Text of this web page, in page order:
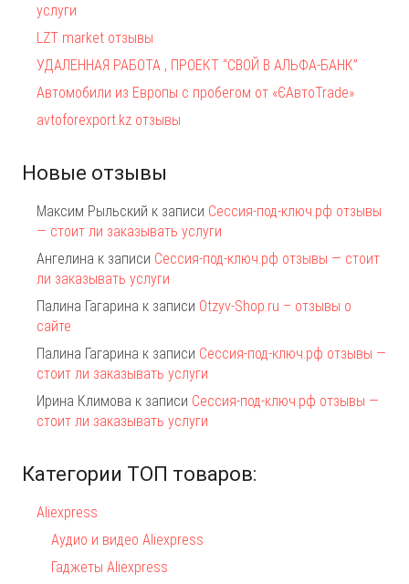
услуги
LZT market отзывы
УДАЛЕННАЯ РАБОТА , ПРОЕКТ “СВОЙ В АЛЬФА-БАНК”
Автомобили из Европы с пробегом от «ЄАвтоTrаde»
avtoforexport.kz отзывы
Новые отзывы
Максим Рыльский к записи Сессия-под-ключ.рф отзывы
— стоит ли заказывать услуги
Ангелина к записи Сессия-под-ключ.рф отзывы — стоит
ли заказывать услуги
Палина Гагарина к записи Otzyv-Shop.ru – отзывы о
сайте
Палина Гагарина к записи Сессия-под-ключ.рф отзывы —
стоит ли заказывать услуги
Ирина Климова к записи Сессия-под-ключ.рф отзывы —
стоит ли заказывать услуги
Категории ТОП товаров:
Aliexpress
Аудио и видео Aliexpress
Гаджеты Aliexpress